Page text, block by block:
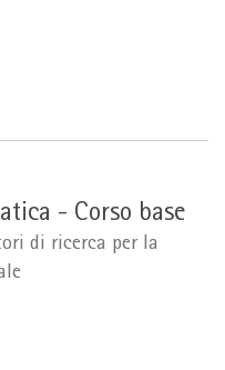
- Corso base
di ricerca per la